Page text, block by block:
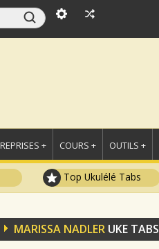
REPRISES + COURS + OUTILS +
Top Ukulélé Tabs
MARISSA NADLER UKE TABS